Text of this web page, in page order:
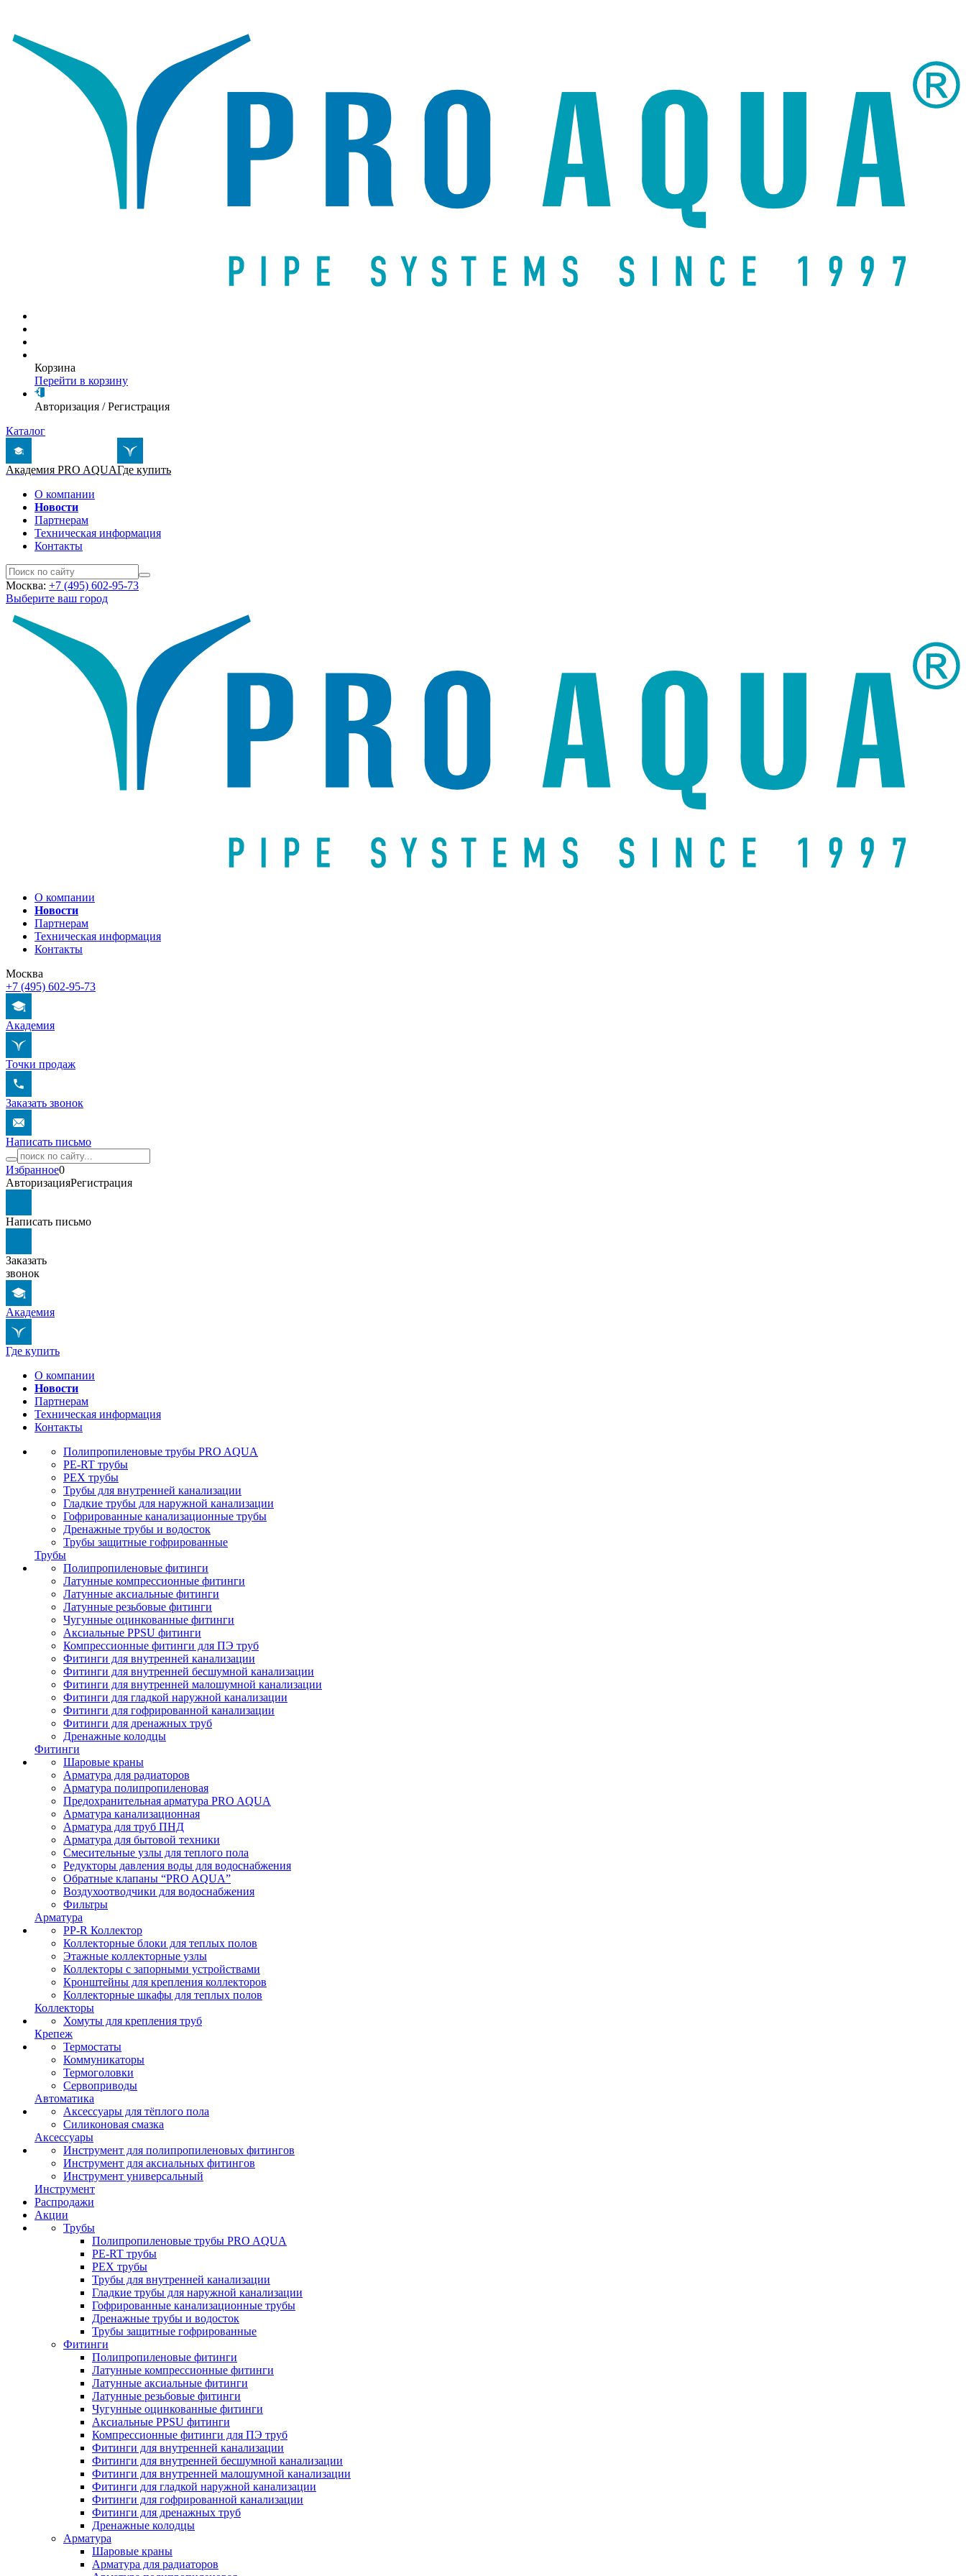
Корзина
Перейти в корзину
Авторизация /Регистрация
Каталог
Академия PRO AQUAГде купить
О компании
Новости
Партнерам
Техническая информация
Контакты
Москва: +7 (495) 602-95-73
Выберите ваш город
О компании
Новости
Партнерам
Техническая информация
Контакты
Москва
+7 (495) 602-95-73
Академия
Точки продаж
Заказать звонок
Написать письмо
Избранное0
АвторизацияРегистрация
Написать письмо
Заказать
звонок
Академия
Где купить
О компании
Новости
Партнерам
Техническая информация
Контакты
Полипропиленовые трубы PRO AQUA
PE-RT трубы
PEX трубы
Трубы для внутренней канализации
Гладкие трубы для наружной канализации
Гофрированные канализационные трубы
Дренажные трубы и водосток
Трубы защитные гофрированные
Трубы
Полипропиленовые фитинги
Латунные компрессионные фитинги
Латунные аксиальные фитинги
Латунные резьбовые фитинги
Чугунные оцинкованные фитинги
Аксиальные PPSU фитинги
Компрессионные фитинги для ПЭ труб
Фитинги для внутренней канализации
Фитинги для внутренней бесшумной канализации
Фитинги для внутренней малошумной канализации
Фитинги для гладкой наружной канализации
Фитинги для гофрированной канализации
Фитинги для дренажных труб
Дренажные колодцы
Фитинги
Шаровые краны
Арматура для радиаторов
Арматура полипропиленовая
Предохранительная арматура PRO AQUA
Арматура канализационная
Арматура для труб ПНД
Арматура для бытовой техники
Смесительные узлы для теплого пола
Редукторы давления воды для водоснабжения
Обратные клапаны “PRO AQUA”
Воздухоотводчики для водоснабжения
Фильтры
Арматура
PP-R Коллектор
Коллекторные блоки для теплых полов
Этажные коллекторные узлы
Коллекторы с запорными устройствами
Кронштейны для крепления коллекторов
Коллекторные шкафы для теплых полов
Коллекторы
Хомуты для крепления труб
Крепеж
Термостаты
Коммуникаторы
Термоголовки
Сервоприводы
Автоматика
Аксессуары для тёплого пола
Силиконовая смазка
Аксессуары
Инструмент для полипропиленовых фитингов
Инструмент для аксиальных фитингов
Инструмент универсальный
Инструмент
Распродажи
Акции
Трубы
Полипропиленовые трубы PRO AQUA
PE-RT трубы
PEX трубы
Трубы для внутренней канализации
Гладкие трубы для наружной канализации
Гофрированные канализационные трубы
Дренажные трубы и водосток
Трубы защитные гофрированные
Фитинги
Полипропиленовые фитинги
Латунные компрессионные фитинги
Латунные аксиальные фитинги
Латунные резьбовые фитинги
Чугунные оцинкованные фитинги
Аксиальные PPSU фитинги
Компрессионные фитинги для ПЭ труб
Фитинги для внутренней канализации
Фитинги для внутренней бесшумной канализации
Фитинги для внутренней малошумной канализации
Фитинги для гладкой наружной канализации
Фитинги для гофрированной канализации
Фитинги для дренажных труб
Дренажные колодцы
Арматура
Шаровые краны
Арматура для радиаторов